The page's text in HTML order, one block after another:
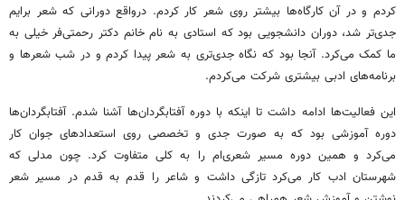
کردم و در آن کارگاه‌ها بیشتر روی شعر کار کردم. درواقع دورانی که شعر برایم
جدی‌تر شد، دوران دانشجویی بود که استادی به نام خانم دکتر رحمتی‌فر خیلی به
ما کمک می‌کرد. آنجا بود که نگاه جدی‌تری به شعر پیدا کردم و در شب شعرها و
برنامه‌های ادبی بیشتری شرکت می‌کردم.
این فعالیت‌ها ادامه داشت تا اینکه با دوره آفتابگردان‌ها آشنا شدم. آفتابگردان‌ها
دوره آموزشی بود که به صورت جدی و تخصصی روی استعدادهای جوان کار
می‌کرد و همین دوره مسیر شعری‌ام را به کلی متفاوت کرد. چون مدلی که
شهرستان ادب کار می‌کرد تازگی داشت و شاعر را قدم به قدم در مسیر شعر